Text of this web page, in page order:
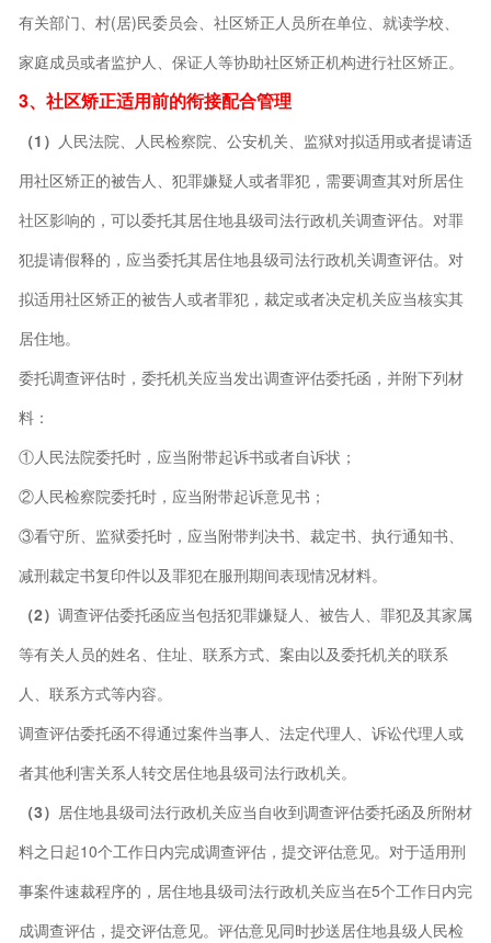
有关部门、村(居)民委员会、社区矫正人员所在单位、就读学校、
家庭成员或者监护人、保证人等协助社区矫正机构进行社区矫正。
3、社区矫正适用前的衔接配合管理
（1） 人民法院、人民检察院、公安机关、监狱对拟适用或者提请适
用社区矫正的被告人、犯罪嫌疑人或者罪犯，需要调查其对所居住
社区影响的，可以委托其居住地县级司法行政机关调查评估。对罪
犯提请假释的，应当委托其居住地县级司法行政机关调查评估。对
拟适用社区矫正的被告人或者罪犯，裁定或者决定机关应当核实其
居住地。
委托调查评估时，委托机关应当发出调查评估委托函，并附下列材
料：
①人民法院委托时，应当附带起诉书或者自诉状；
②人民检察院委托时，应当附带起诉意见书；
③看守所、监狱委托时，应当附带判决书、裁定书、执行通知书、
减刑裁定书复印件以及罪犯在服刑期间表现情况材料。
（2） 调查评估委托函应当包括犯罪嫌疑人、被告人、罪犯及其家属
等有关人员的姓名、住址、联系方式、案由以及委托机关的联系
人、联系方式等内容。
调查评估委托函不得通过案件当事人、法定代理人、诉讼代理人或
者其他利害关系人转交居住地县级司法行政机关。
（3） 居住地县级司法行政机关应当自收到调查评估委托函及所附材
料之日起10个工作日内完成调查评估，提交评估意见。对于适用刑
事案件速裁程序的，居住地县级司法行政机关应当在5个工作日内完
成调查评估，提交评估意见。评估意见同时抄送居住地县级人民检